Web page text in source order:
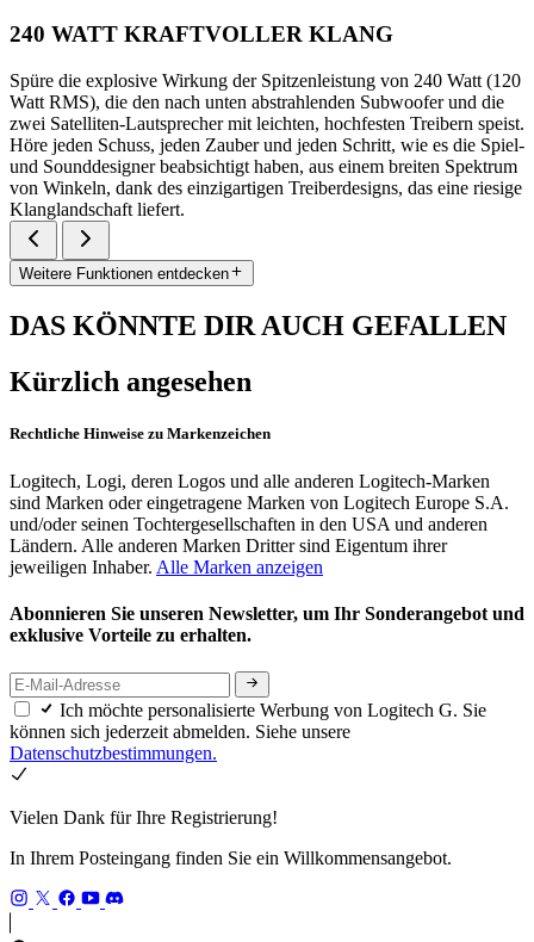
240 WATT KRAFTVOLLER KLANG
Spüre die explosive Wirkung der Spitzenleistung von 240 Watt (120
Watt RMS), die den nach unten abstrahlenden Subwoofer und die
zwei Satelliten-Lautsprecher mit leichten, hochfesten Treibern speist.
Höre jeden Schuss, jeden Zauber und jeden Schritt, wie es die Spiel-
und Sounddesigner beabsichtigt haben, aus einem breiten Spektrum
von Winkeln, dank des einzigartigen Treiberdesigns, das eine riesige
Klanglandschaft liefert.
Weitere Funktionen entdecken
DAS KÖNNTE DIR AUCH GEFALLEN
Kürzlich angesehen
Rechtliche Hinweise zu Markenzeichen
Logitech, Logi, deren Logos und alle anderen Logitech-Marken
sind Marken oder eingetragene Marken von Logitech Europe S.A.
und/oder seinen Tochtergesellschaften in den USA und anderen
Ländern. Alle anderen Marken Dritter sind Eigentum ihrer
jeweiligen Inhaber. Alle Marken anzeigen
Abonnieren Sie unseren Newsletter, um Ihr Sonderangebot und
exklusive Vorteile zu erhalten.
Ich möchte personalisierte Werbung von Logitech G. Sie
können sich jederzeit abmelden. Siehe unsere
Datenschutzbestimmungen.
Vielen Dank für Ihre Registrierung!
In Ihrem Posteingang finden Sie ein Willkommensangebot.